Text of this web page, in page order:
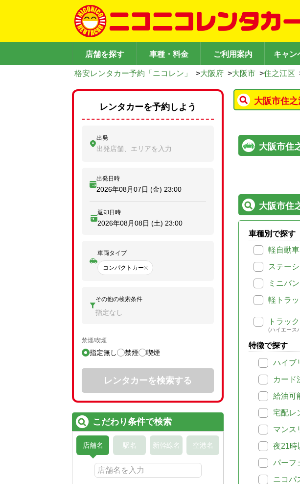
店舗を探す 車種・料金 ご利用案内 キャン
格安レンタカー予約「ニコレン」 >大阪府 >大阪市 >住之江区
大阪市住
大阪市住
大阪市住
車種別で探す
軽自動車
ステー
ミニバ
軽トラ
トラッ
(ハイエース
特徴で探す
ハイブ
カード
給油可
宅配レ
マンス
夜21時
パーフ
ニコパ
レンタカーを予約しよう
出発
出発店舗、エリアを入力
出発日時
2026年08月07日 (金) 23:00
返却日時
2026年08月08日 (土) 23:00
車両タイプ
コンパクトカー
その他の検索条件
指定なし
禁煙/喫煙
指定無し 禁煙 喫煙
レンタカーを検索する
こだわり条件で検索
店舗名 駅名 新幹線名 空港名